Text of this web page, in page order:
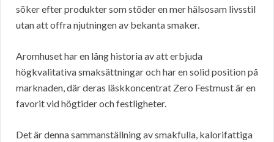
söker efter produkter som stöder en mer hälsosam livsstil
utan att offra njutningen av bekanta smaker.
Aromhuset har en lång historia av att erbjuda
högkvalitativa smaksättningar och har en solid position på
marknaden, där deras läskkoncentrat Zero Festmust är en
favorit vid högtider och festligheter.
Det är denna sammanställning av smakfulla, kalorifattiga